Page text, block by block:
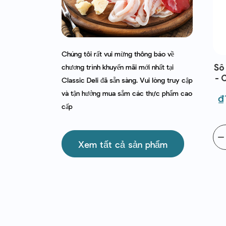
Chúng tôi rất vui mừng thông báo về
chương trình khuyến mãi mới nhất tại
Classic Deli đã sẵn sàng. Vui lòng truy cập
và tận hưởng mua sắm các thực phẩm cao
cấp
Xem tất cả sản phẩm
Đậu Ván - Bonduelle -
Fèves Extra Fines 1kg | EXP
30/09/2026
Giá
₫131,070 Giá
₫257,000
-
remove